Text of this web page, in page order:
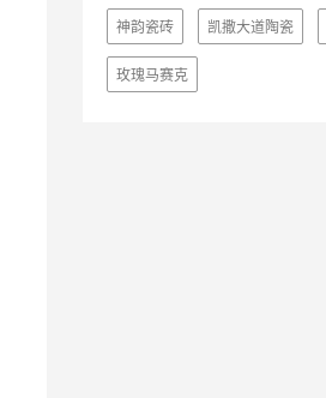
神韵瓷砖 凯撒大道陶瓷
玫瑰马赛克